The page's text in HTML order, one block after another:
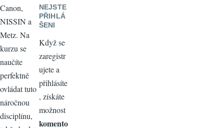
Canon,
NISSIN a
Metz. Na
kurzu se
naučíte
perfektně
ovládat tuto
náročnou
disciplínu,
NEJSTE
PŘIHLÁ
ŠENI
Když se
zaregistr
ujete a
přihlásíte
, získáte
možnost
komento